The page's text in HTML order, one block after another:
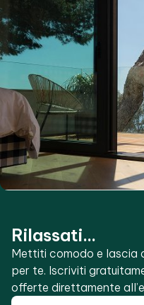
Rilassati...
Mettiti comodo e lascia
per te. Iscriviti
offerte direttamente